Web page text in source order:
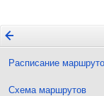
Расписание
Схема маршрутов